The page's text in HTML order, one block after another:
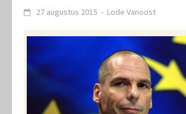
27 augustus 2015 - Lode Vanoost